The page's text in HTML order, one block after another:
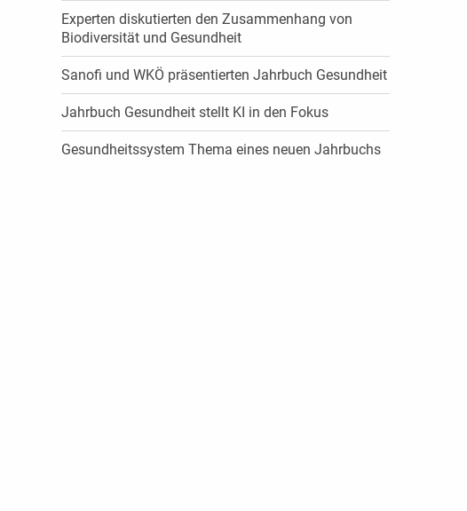
Experten diskutierten den Zusammenhang von
Biodiversität und Gesundheit
Sanofi und WKÖ präsentierten Jahrbuch Gesundheit
Jahrbuch Gesundheit stellt KI in den Fokus
Gesundheitssystem Thema eines neuen Jahrbuchs